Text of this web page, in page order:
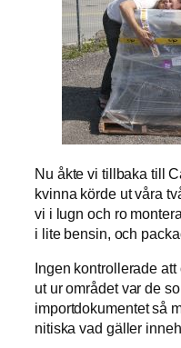
Nu åkte vi tillbaka till
kvinna körde ut våra
vi i lugn och ro
i lite bensin, och
Ingen kontrollerade
ut ur området var de
importdokumentet så
nitiska vad gäller